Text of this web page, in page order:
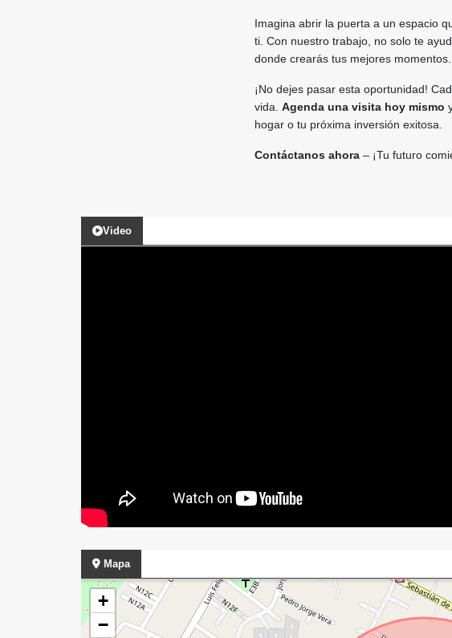
Imagina abrir la puerta a un espacio
ti. Con nuestro trabajo, no solo te
donde crearás tus mejores momentos.
¡No dejes pasar esta oportunidad!
vida. Agenda una visita hoy mismo
hogar o tu próxima inversión exitosa.
Contáctanos ahora – ¡Tu futuro
Video
Mapa
+
−